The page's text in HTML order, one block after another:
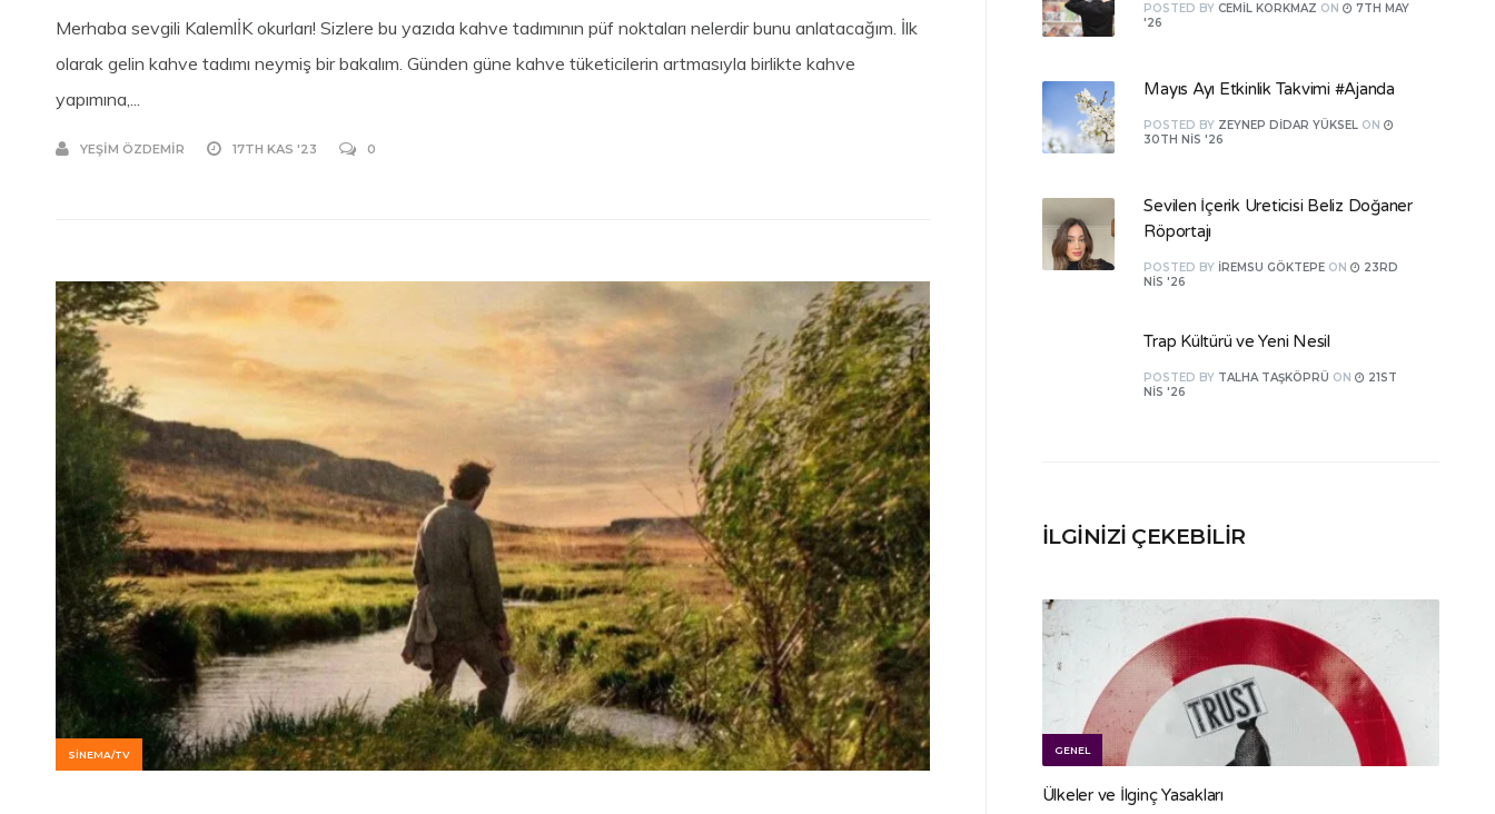
Merhaba sevgili KalemlİK okurları! Sizlere bu yazıda kahve tadımının püf noktaları nelerdir bunu anlatacağım. İlk
olarak gelin kahve tadımı neymiş bir bakalım. Günden güne kahve tüketicilerin artmasıyla birlikte kahve
yapımına,...
YEŞIM ÖZDEMIR 17TH KAS '23 0
SINEMA/TV
POSTED BY CEMIL KORKMAZ ON
7TH MAY
'26
Mayıs Ayı Etkinlik Takvimi #Ajanda
POSTED BY ZEYNEP DIDAR YÜKSEL ON
30TH NIS '26
Sevilen İçerik Üreticisi Beliz Doğaner
Röportajı
POSTED BY İREMSU GÖKTEPE ON
23RD
NIS '26
Trap Kültürü ve Yeni Nesil
POSTED BY TALHA TAŞKÖPRÜ ON
21ST
NIS '26
İLGINIZI ÇEKEBILIR
GENEL
Ülkeler ve İlginç Yasakları